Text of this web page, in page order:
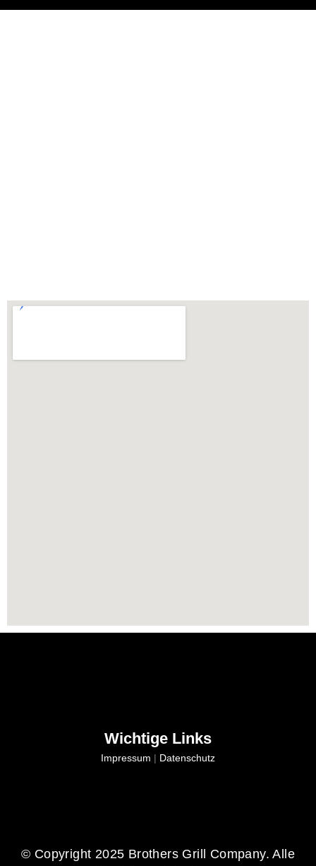
Wichtige Links
Impressum | Datenschutz
© Copyright 2025 Brothers Grill Company. Alle